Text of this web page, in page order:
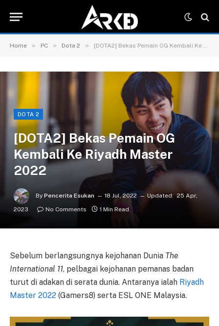
Home » PC » Dota 2 » [DOTA2] Bekas Pemain OG Kembali Ke Riyadh Master 2022
DOTA 2
[DOTA2] Bekas Pemain OG
Kembali Ke Riyadh Master
2022
By Pencerita Esukan 18 Jul, 2022 Updated: 25 Apr,
2023
No Comments 1 Min Read
Sebelum berlangsungnya kejohanan Dunia The
International 11, pelbagai kejohanan pemanas badan
turut di adakan di serata dunia. Antaranya ialah Riyadh
Master 2022 (Gamers8) serta ESL ONE Malaysia.